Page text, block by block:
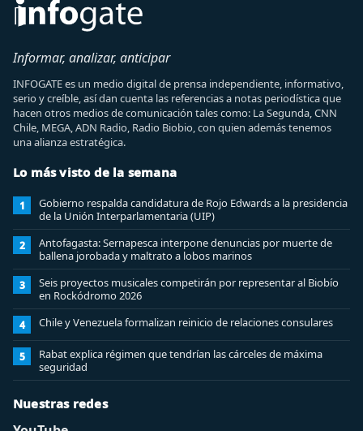
Informar, analizar, anticipar
INFOGATE es un medio digital de prensa independiente, informativo,
serio y creíble, así dan cuenta las referencias a notas periodística que
hacen otros medios de comunicación tales como: La Segunda, CNN
Chile, MEGA, ADN Radio, Radio Biobio, con quien además tenemos
una alianza estratégica.
Lo más visto de la semana
1
Gobierno respalda candidatura de Rojo Edwards a la presidencia
de la Unión Interparlamentaria (UIP)
2
Antofagasta: Sernapesca interpone denuncias por muerte de
ballena jorobada y maltrato a lobos marinos
3
Seis proyectos musicales competirán por representar al Biobío
en Rockódromo 2026
4 Chile y Venezuela formalizan reinicio de relaciones consulares
5
Rabat explica régimen que tendrían las cárceles de máxima
seguridad
Nuestras redes